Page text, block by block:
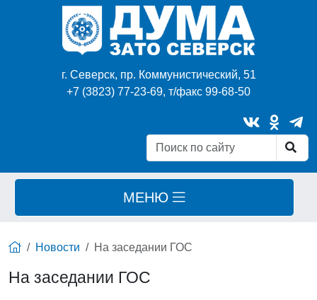
г. Северск, пр. Коммунистический, 51
+7 (3823) 77-23-69, т/факс 99-68-50
МЕНЮ
Новости На заседании ГОС
На заседании ГОС